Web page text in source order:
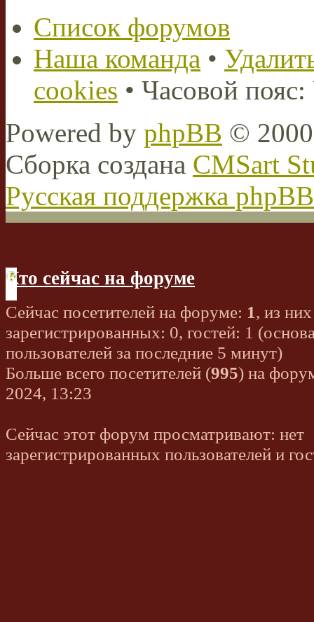
Список форумов
Наша команда •
cookies • Часовой
Powered by phpBB ©
Сборка создана CMSart
Русская поддержка phpBB
Кто сейчас на форуме
Сейчас посетителей на форуме: 1, из них
зарегистрированных: 0, гостей: 1
пользователей за последние 5 минут)
Больше всего посетителей (995) на
2024, 13:23
Сейчас этот форум просматривают: нет
зарегистрированных пользователей и